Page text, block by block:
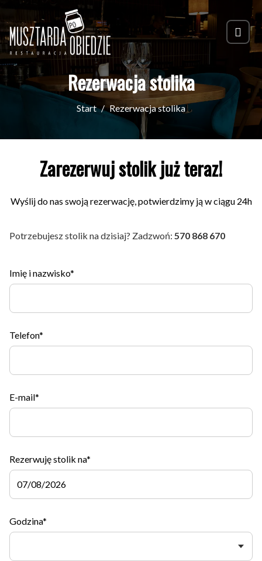
Rezerwacja stolika
Start Rezerwacja stolika
Zarezerwuj stolik już teraz!
Wyślij do nas swoją rezerwację, potwierdzimy ją w ciągu 24h
Potrzebujesz stolik na dzisiaj? Zadzwoń: 570 868 670
Imię i nazwisko*
Telefon*
E-mail*
Rezerwuję stolik na*
Godzina*